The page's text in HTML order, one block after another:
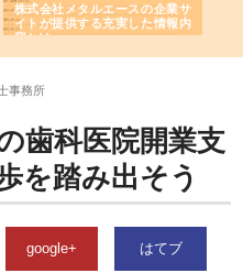
株式会社メタルエースの企業サ
イトが提供する充実した情報内
容とは
事務所
歯科医院開業支
を踏み出そう
google+ はてブ